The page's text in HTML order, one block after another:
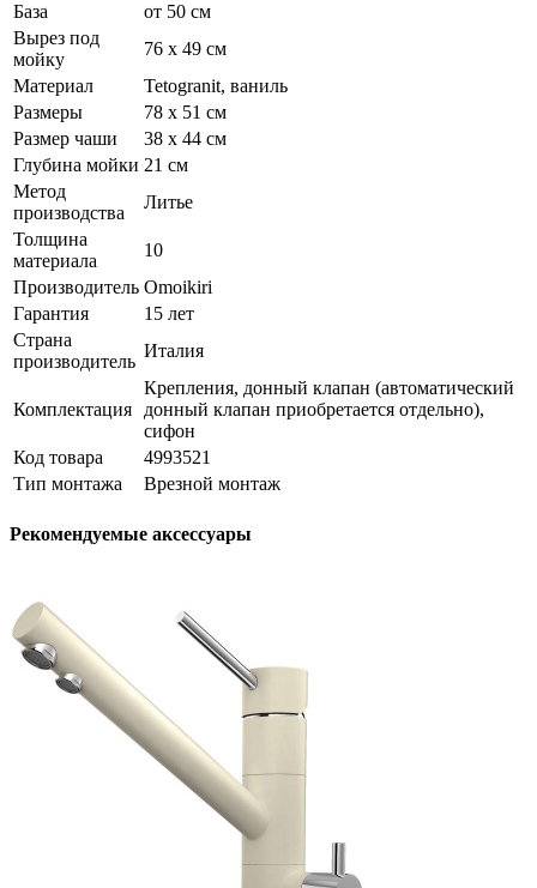
База
от 50 см
Вырез под
мойку
76 x 49 см
Материал
Tetogranit, ваниль
Размеры
78 x 51 см
Размер чаши
38 x 44 см
Глубина мойки 21 см
Метод
производства
Литье
Толщина
материала
10
Производитель Omoikiri
Гарантия
15 лет
Страна
производитель
Италия
Комплектация
Крепления, донный клапан (автоматический
донный клапан приобретается отдельно),
сифон
Код товара
4993521
Тип монтажа
Врезной монтаж
Рекомендуемые аксессуары